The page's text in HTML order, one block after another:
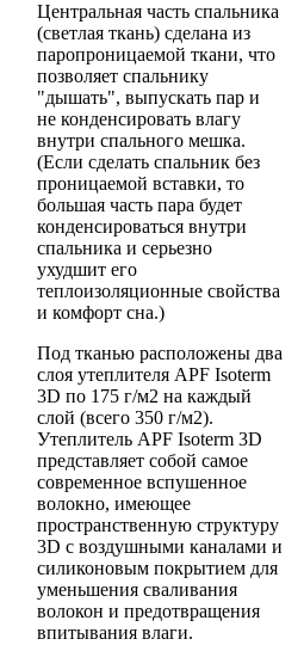
Центральная часть спальника
(светлая ткань) сделана из
паропроницаемой ткани, что
позволяет спальнику
"дышать", выпускать пар и
не конденсировать влагу
внутри спального мешка.
(Если сделать спальник без
проницаемой вставки, то
большая часть пара будет
конденсироваться внутри
спальника и серьезно
ухудшит его
теплоизоляционные свойства
и комфорт сна.)
Под тканью расположены два
слоя утеплителя APF Isoterm
3D по 175 г/м2 на каждый
слой (всего 350 г/м2).
Утеплитель APF Isoterm 3D
представляет собой самое
современное вспушенное
волокно, имеющее
пространственную структуру
3D с воздушными каналами и
силиконовым покрытием для
уменьшения сваливания
волокон и предотвращения
впитывания влаги.